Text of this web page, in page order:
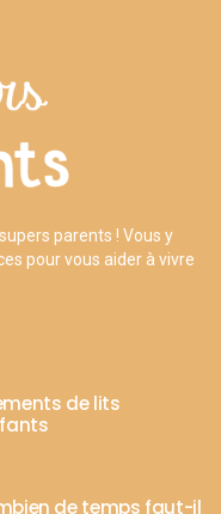
parents ! Vous y
pour vous aider à vivre
de lits
de temps faut-il